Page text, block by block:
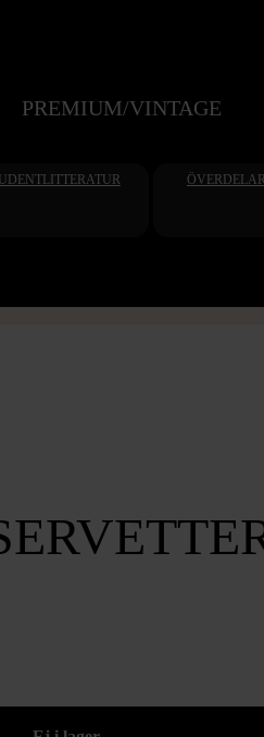
PREMIUM/VINTAGE